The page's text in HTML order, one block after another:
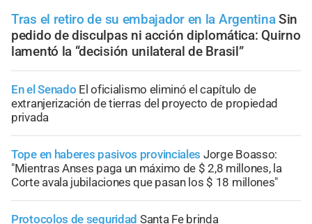
Tras el retiro de su embajador en la Argentina Sin
pedido de disculpas ni acción diplomática: Quirno
lamentó la “decisión unilateral de Brasil”
En el Senado El oficialismo eliminó el capítulo de
extranjerización de tierras del proyecto de propiedad
privada
Tope en haberes pasivos provinciales Jorge Boasso:
"Mientras Anses paga un máximo de $ 2,8 millones, la
Corte avala jubilaciones que pasan los $ 18 millones"
Protocolos de seguridad Santa Fe brinda